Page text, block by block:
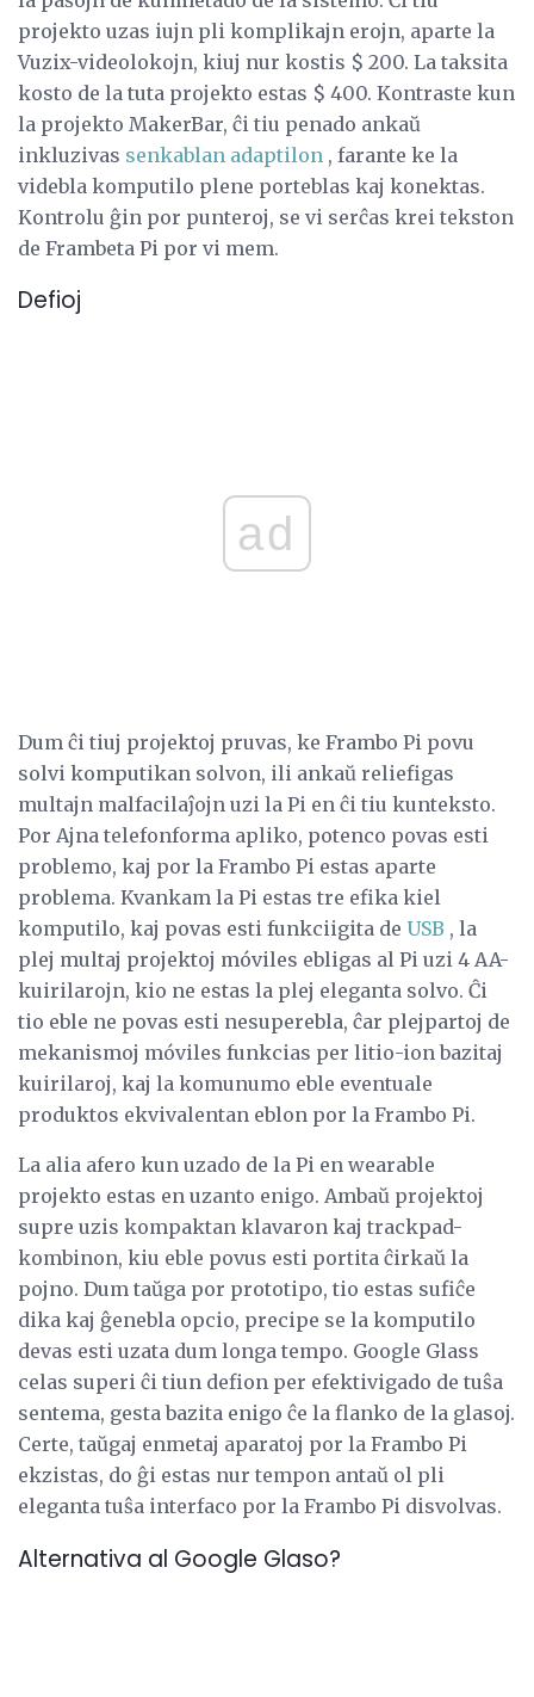
projekto uzas iujn pli komplikajn erojn, aparte la
Vuzix-videolokojn, kiuj nur kostis $ 200. La taksita
kosto de la tuta projekto estas $ 400. Kontraste kun
la projekto MakerBar, ĉi tiu penado ankaŭ
inkluzivas senkablan adaptilon , farante ke la
videbla komputilo plene porteblas kaj konektas.
Kontrolu ĝin por punteroj, se vi serĉas krei tekston
de Frambeta Pi por vi mem.
Defioj
ad
Dum ĉi tiuj projektoj pruvas, ke Frambo Pi povu
solvi komputikan solvon, ili ankaŭ reliefigas
multajn malfacilaĵojn uzi la Pi en ĉi tiu kunteksto.
Por Ajna telefonforma apliko, potenco povas esti
problemo, kaj por la Frambo Pi estas aparte
problema. Kvankam la Pi estas tre efika kiel
komputilo, kaj povas esti funkciigita de USB , la
plej multaj projektoj móviles ebligas al Pi uzi 4 AA-
kuirilarojn, kio ne estas la plej eleganta solvo. Ĉi
tio eble ne povas esti nesuperebla, ĉar plejpartoj de
mekanismoj móviles funkcias per litio-ion bazitaj
kuirilaroj, kaj la komunumo eble eventuale
produktos ekvivalentan eblon por la Frambo Pi.
La alia afero kun uzado de la Pi en wearable
projekto estas en uzanto enigo. Ambaŭ projektoj
supre uzis kompaktan klavaron kaj trackpad-
kombinon, kiu eble povus esti portita ĉirkaŭ la
pojno. Dum taŭga por prototipo, tio estas sufiĉe
dika kaj ĝenebla opcio, precipe se la komputilo
devas esti uzata dum longa tempo. Google Glass
celas superi ĉi tiun defion per efektivigado de tuŝa
sentema, gesta bazita enigo ĉe la flanko de la glasoj.
Certe, taŭgaj enmetaj aparatoj por la Frambo Pi
ekzistas, do ĝi estas nur tempon antaŭ ol pli
eleganta tuŝa interfaco por la Frambo Pi disvolvas.
Alternativa al Google Glaso?